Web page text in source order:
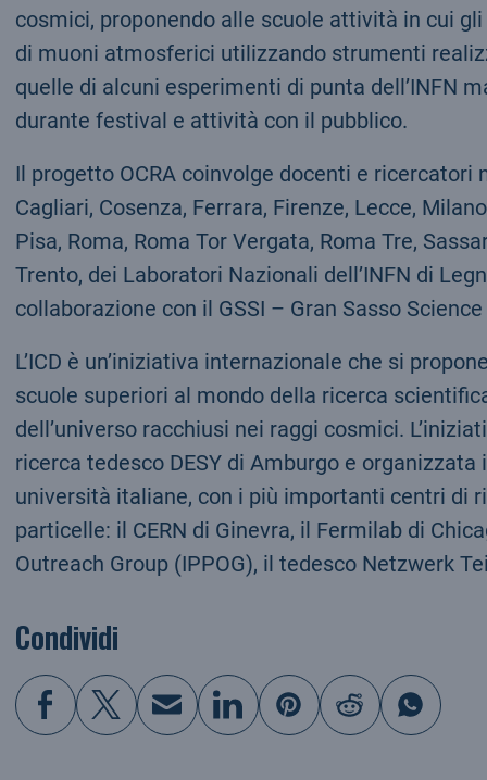
cosmici, proponendo alle scuole attività in cui
di muoni atmosferici utilizzando strumenti
quelle di alcuni esperimenti di punta dell’INFN
durante festival e attività con il pubblico.
Il progetto OCRA coinvolge docenti e
Cagliari, Cosenza, Ferrara, Firenze, Lecce,
Pisa, Roma, Roma Tor Vergata, Roma Tre,
Trento, dei Laboratori Nazionali dell’INFN di
collaborazione con il GSSI – Gran Sasso
L’ICD è un’iniziativa internazionale che si
scuole superiori al mondo della ricerca
dell’universo racchiusi nei raggi cosmici.
ricerca tedesco DESY di Amburgo e
università italiane, con i più importanti centri di
particelle: il CERN di Ginevra, il Fermilab di
Outreach Group (IPPOG), il tedesco Netzwerk
Condividi